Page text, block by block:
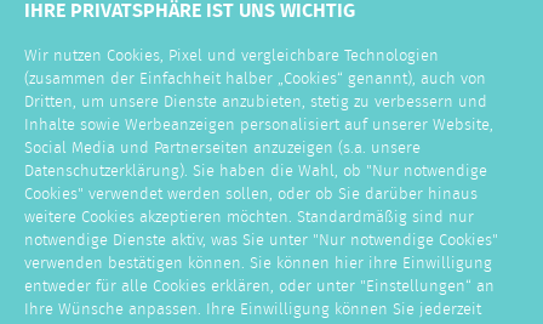
UMSCHULUNG
E-COMMERCE-
KAUFLEUTE
IHRE PRIVATSPHÄRE IST UNS WICHTIG
Wir nutzen Cookies, Pixel und vergleichbare Technologien
(zusammen der Einfachheit halber „Cookies“ genannt), auch von
Dritten, um unsere Dienste anzubieten, stetig zu verbessern und
Inhalte sowie Werbeanzeigen personalisiert auf unserer Website,
Social Media und Partnerseiten anzuzeigen (s.a. unsere
Datenschutzerklärung). Sie haben die Wahl, ob "Nur notwendige
Cookies" verwendet werden sollen, oder ob Sie darüber hinaus
weitere Cookies akzeptieren möchten. Standardmäßig sind nur
notwendige Dienste aktiv, was Sie unter "Nur notwendige Cookies"
verwenden bestätigen können. Sie können hier ihre Einwilligung
entweder für alle Cookies erklären, oder unter "Einstellungen“ an
Ihre Wünsche anpassen. Ihre Einwilligung können Sie jederzeit